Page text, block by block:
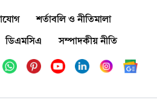
শর্তাবলি ও নীতিমালা
ডিএমসিএ সম্পাদকীয় নীতি